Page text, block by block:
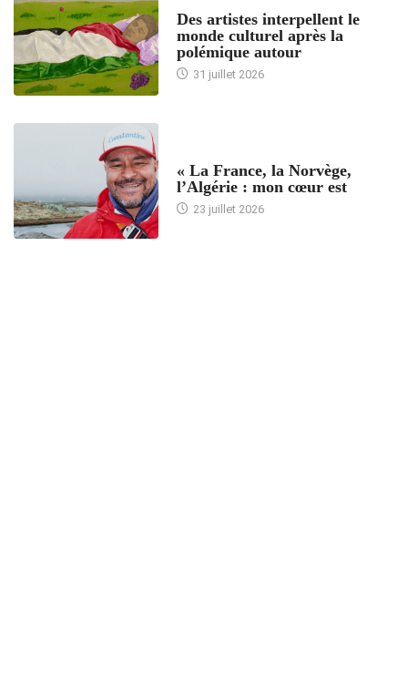
Des artistes interpellent le
monde culturel après la
polémique autour
31 juillet 2026
« La France, la Norvège,
l’Algérie : mon cœur est
23 juillet 2026